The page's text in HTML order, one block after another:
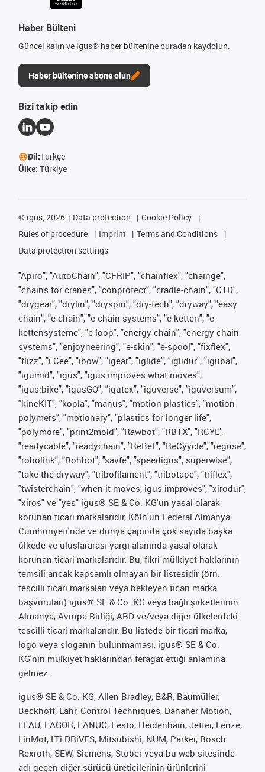
Haber Bülteni
Güncel kalın ve igus® haber bültenine buradan kaydolun.
Haber bültenine abone olun
Bizi takip edin
Dil:Türkçe
Ülke: Türkiye
© igus, 2026 Data protection
Cookie Policy
Rules of procedure
Imprint
Terms and Conditions
Data protection settings
"Apiro", "AutoChain", "CFRIP", "chainflex", "chainge",
"chains for cranes", "conprotect", "cradle-chain", "CTD",
"drygear", "drylin", "dryspin", "dry-tech", "dryway", "easy
chain", "e-chain", "e-chain systems", "e-ketten", "e-
kettensysteme", "e-loop", "energy chain", "energy chain
systems", "enjoyneering", "e-skin", "e-spool", "fixflex",
"flizz", "i.Cee", "ibow", "igear", "iglide", "iglidur", "igubal",
"igumid", "igus", "igus improves what moves",
"igus:bike", "igusGO", "igutex", "iguverse", "iguversum",
"kineKIT", "kopla", "manus", "motion plastics", "motion
polymers", "motionary", "plastics for longer life",
"polymore", "print2mold", "Rawbot", "RBTX", "RCYL",
"readycable", "readychain", "ReBeL", "ReCyycle", "reguse",
"robolink", "Rohbot", "savfe", "speedigus", superwise",
"take the dryway", "tribofilament", "tribotape", "triflex",
"twisterchain", "when it moves, igus improves", "xirodur",
"xiros" ve "yes" igus® SE & Co. KG'un yasal olarak
korunan ticari markalarıdır, Köln'ün Federal Almanya
Cumhuriyeti'nde ve dünya çapında çok sayıda başka
ülkede ve uluslararası yargı alanında yasal olarak
korunan ticari markalarıdır. Bu, fikri mülkiyet haklarının
temsili ancak kapsamlı olmayan bir listesidir (örn.
tescilli ticari markaları veya bekleyen ticari marka
başvuruları) igus® SE & Co. KG veya bağlı şirketlerinin
Almanya, Avrupa Birliği, ABD ve/veya diğer ülkelerdeki
tescilli ticari markalarıdır. Bu listede bir ticari marka,
logo veya sloganın bulunmaması, igus® SE & Co.
KG'nin mülkiyet haklarından feragat ettiği anlamına
gelmez.
igus® SE & Co. KG, Allen Bradley, B&R, Baumüller,
Beckhoff, Lahr, Control Techniques, Danaher Motion,
ELAU, FAGOR, FANUC, Festo, Heidenhain, Jetter, Lenze,
LinMot, LTi DRiVES, Mitsubishi, NUM, Parker, Bosch
Rexroth, SEW, Siemens, Stöber veya bu web sitesinde
adı geçen diğer sürücü üreticilerinin ürünlerini